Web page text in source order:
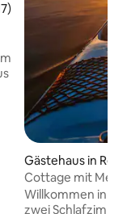
Bewertung:
Gästehaus in
Cottage mit
Willkommen in
zwei